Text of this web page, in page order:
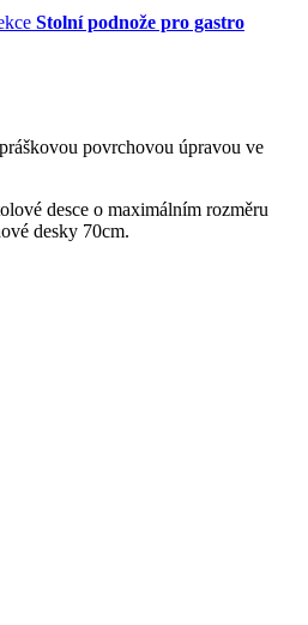
Stolní podnože pro gastro
povrchovou úpravou ve
desce o maximálním rozměru
desky 70cm.